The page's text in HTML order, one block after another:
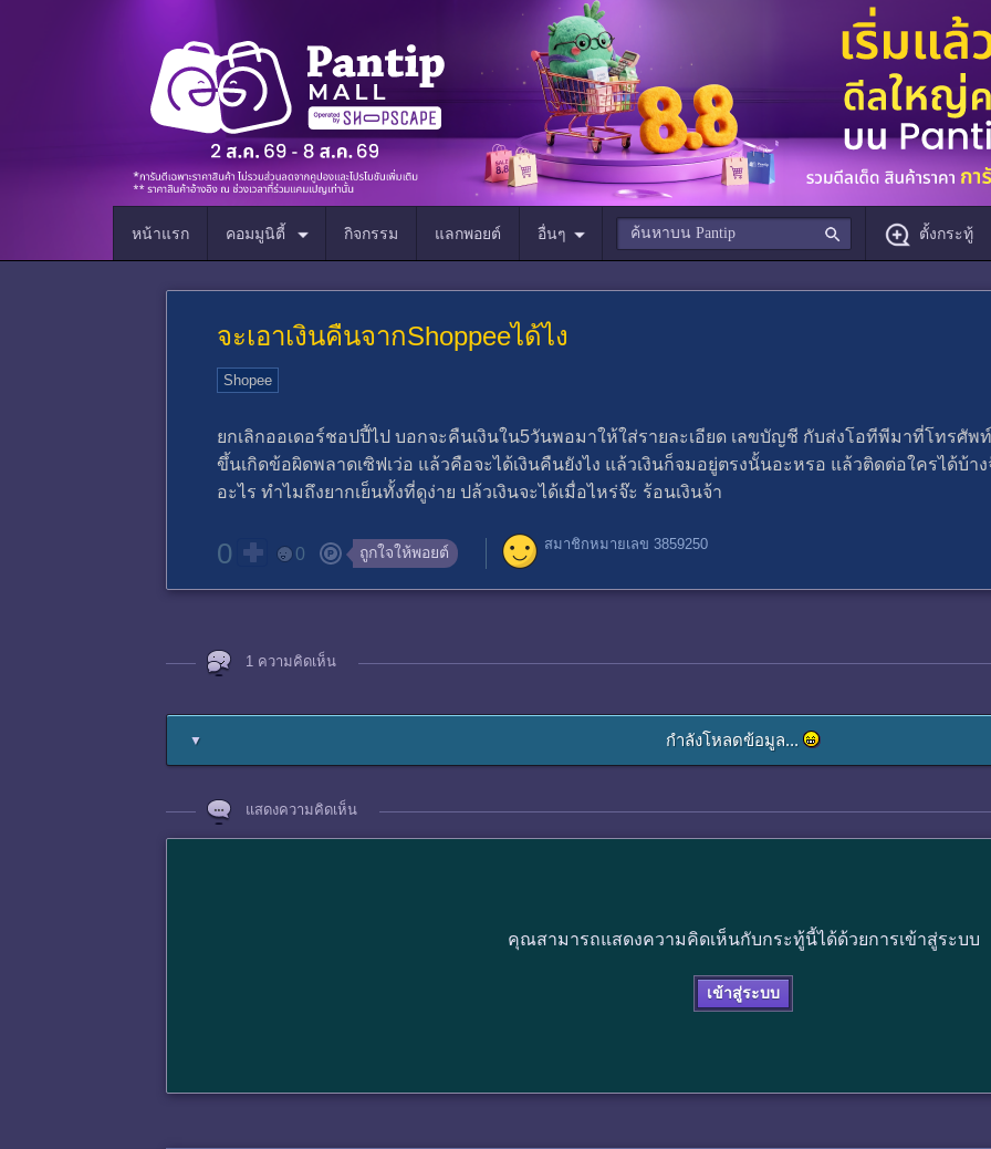
หน้าแรก คอมมูนิตี้ กิจกรรม แลกพอยต์ อื่นๆ ตั้งกระทู้
จะเอาเงินคืนจาก​Shoppeeได้ไง
Shopee
ยกเลิกออเดอร์ชอปปี้ไป​ บอกจะคืนเงินใน5วันพอมาให้ใส่รายละเอียด​ เลขบัญชี​ กับส่งโอทีพีมาที่โทรศั
ขึ้นเกิดข้อผิดพลาดเซิฟเว่อ​ แล้วคือจะได้เงินคืนยังไง​ แล้วเงินก็จมอยู่ตรงนั้นอะหรอ​ แล้วติดต่อใครได้บ้
อะไร​ ทำไมถึงยากเย็นทั้งที่ดูง่าย​ ปล้วเงินจะได้เมื่อไหร่จ๊ะ​ ร้อนเงินจ้า
0 0 ถูกใจให้พอยต์ สมาชิกหมายเลข 3859250
1 ความคิดเห็น
▼ กำลังโหลดข้อมูล...
แสดงความคิดเห็น
คุณสามารถแสดงความคิดเห็นกับกระทู้นี้ได้ด้วยการเข้าสู่ระบบ
เข้าสู่ระบบ